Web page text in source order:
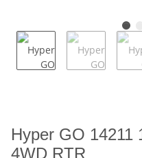
Hyper GO 14211
4WD RTR